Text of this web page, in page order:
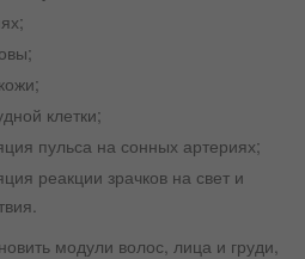
клетки;
пульса на сонных артериях;
реакции зрачков на свет и
модули волос, лица и груди,